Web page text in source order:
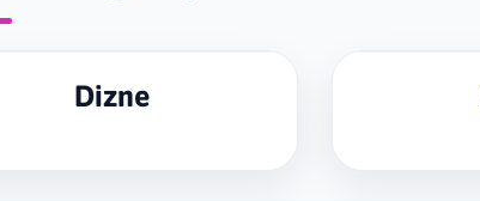
Dizne